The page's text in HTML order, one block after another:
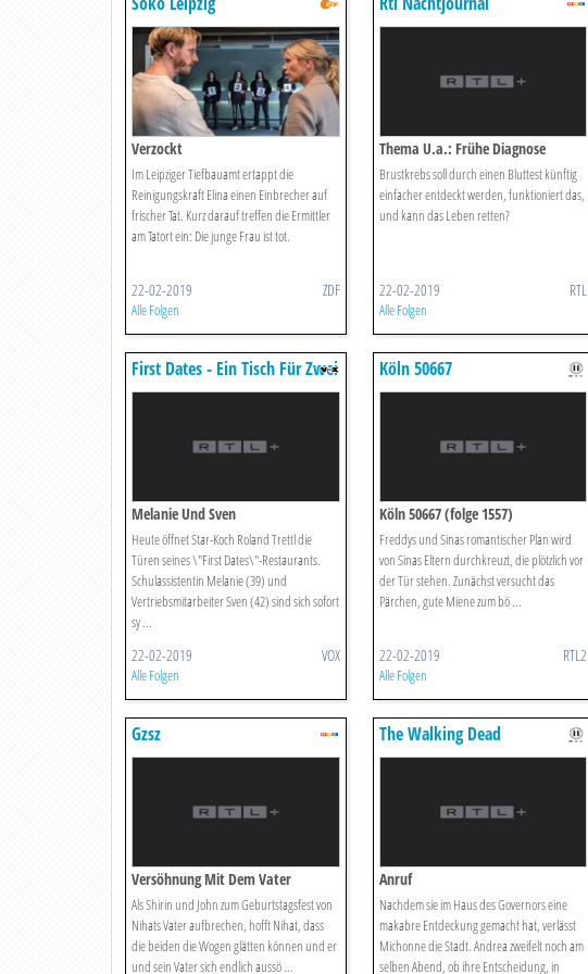
Verzockt
Im Leipziger Tiefbauamt ertappt die
Reinigungskraft Elina einen Einbrecher auf
frischer Tat. Kurz darauf treffen die Ermittler
am Tatort ein: Die junge Frau ist tot.
22-02-2019 ZDF
Alle Folgen
Thema U.a.: Frühe Diagnose
Brustkrebs soll durch einen Bluttest künftig
einfacher entdeckt werden, funktioniert das,
und kann das Leben retten?
22-02-2019 RTL
Alle Folgen
First Dates - Ein Tisch Für Zwei
Melanie Und Sven
Heute öffnet Star-Koch Roland Trettl die
Türen seines \"First Dates\"-Restaurants.
Schulassistentin Melanie (39) und
Vertriebsmitarbeiter Sven (42) sind sich sofort
sy ...
22-02-2019 VOX
Alle Folgen
Köln 50667
Köln 50667 (folge 1557)
Freddys und Sinas romantischer Plan wird
von Sinas Eltern durchkreuzt, die plötzlich vor
der Tür stehen. Zunächst versucht das
Pärchen, gute Miene zum bö ...
22-02-2019 RTL2
Alle Folgen
Gzsz
Versöhnung Mit Dem Vater
Als Shirin und John zum Geburtstagsfest von
Nihats Vater aufbrechen, hofft Nihat, dass
die beiden die Wogen glätten können und er
und sein Vater sich endlich aussö ...
The Walking Dead
Anruf
Nachdem sie im Haus des Governors eine
makabre Entdeckung gemacht hat, verlässt
Michonne die Stadt. Andrea zweifelt noch am
selben Abend, ob ihre Entscheidung, in